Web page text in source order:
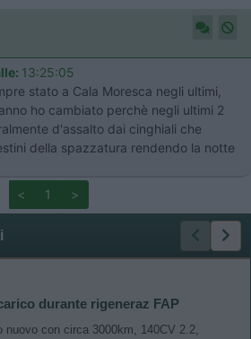
13:25:05
stato a Cala Moresca negli ultimi,
ho cambiato perchè negli ultimi 2
d'assalto dai cinghiali che
della spazzatura rendendo la notte
<
1 >
durante rigeneraz FAP
nuovo con circa 3000km, 140CV 2.2,